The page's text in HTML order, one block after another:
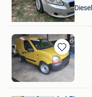
Diesel
export auto’s
Ranst
Bewaren
in
Mijn
Favorieten
Ib
Temse